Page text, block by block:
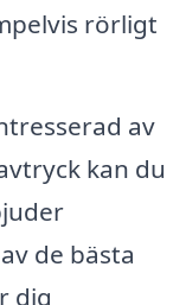
rörligt
av
kan du
de bästa
dig